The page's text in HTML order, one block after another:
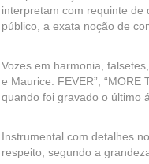
interpretam com requinte de
público, a exata noção de
Vozes em harmonia,
e Maurice. FEVER”, “MORE
quando foi gravado o último
Instrumental com detalhes
respeito, segundo a